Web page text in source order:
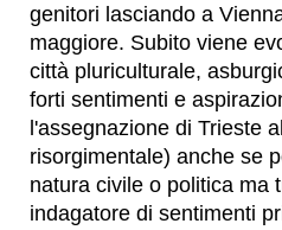
genitori lasciando a
maggiore. Subito viene
città pluriculturale,
forti sentimenti e
l'assegnazione di Trieste
risorgimentale) anche se
natura civile o politica ma
indagatore di sentimenti